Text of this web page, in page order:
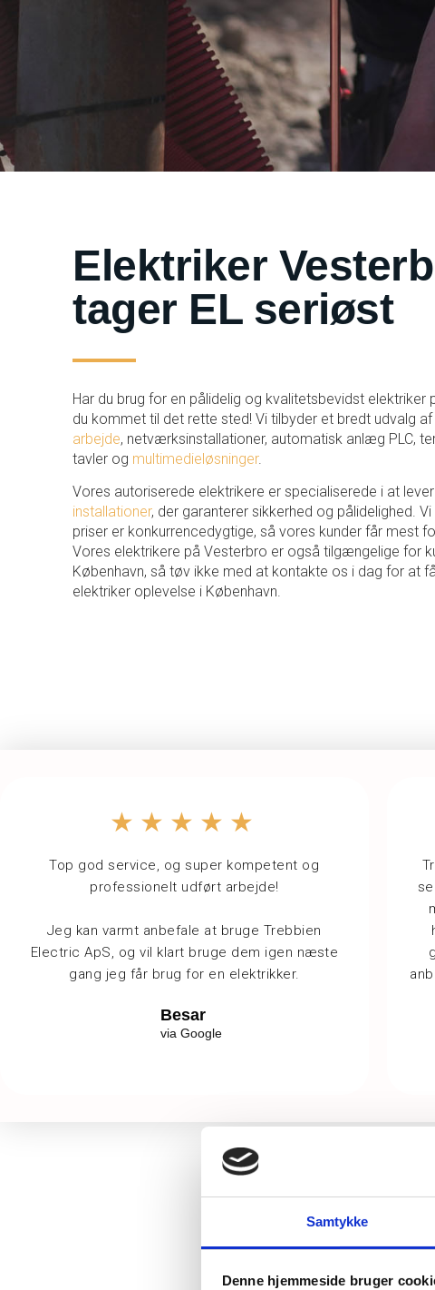
Samtykke
Denne hjemmeside bruger
Elektriker
tager EL seriøst
Har du brug for en pålidelig og kvalitetsbevidst elektriker
du kommet til det rette sted! Vi tilbyder et bredt udvalg
arbejde, netværksinstallationer, automatisk anlæg PLC,
tavler og multimedieløsninger.
Vores autoriserede elektrikere er specialiserede i at
installationer, der garanterer sikkerhed og pålidelighed.
priser er konkurrencedygtige, så vores kunder får mest
Vores elektrikere på Vesterbro er også tilgængelige for
København, så tøv ikke med at kontakte os i dag for at
elektriker oplevelse i København.
★★★★★
Top god service, og super kompetent og
professionelt udført arbejde!
Jeg kan varmt anbefale at bruge Trebbien
Electric ApS, og vil klart bruge dem igen næste
gang jeg får brug for en elektrikker.
Besar
via Google